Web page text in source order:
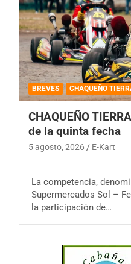
BREVES CHAQUEÑO
CHAQUEÑO
de la quinta fecha
5 agosto, 2026 E-Kart
La competencia,
Supermercados Sol –
la participación de…